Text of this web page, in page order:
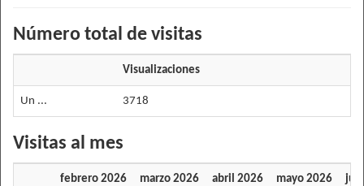
Número total de visitas
Visualizaciones
Un ... 3718
Visitas al mes
febrero 2026 marzo 2026 abril 2026 mayo 2026